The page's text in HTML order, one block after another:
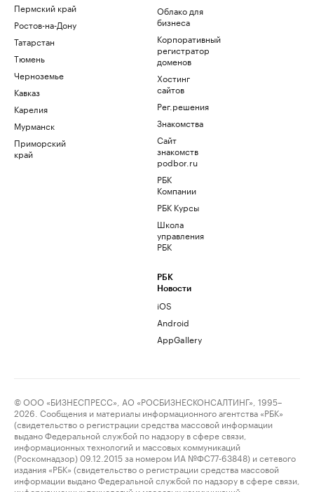
Пермский край
Ростов-на-Дону
Татарстан
Тюмень
Черноземье
Кавказ
Карелия
Мурманск
Приморский
край
Облако для
бизнеса
Корпоративный
регистратор
доменов
Хостинг
сайтов
Рег.решения
Знакомства
Сайт
знакомств
podbor.ru
РБК
Компании
РБК Курсы
Школа
управления
РБК
РБК
Новости
iOS
Android
AppGallery
© ООО «БИЗНЕСПРЕСС», АО «РОСБИЗНЕСКОНСАЛТИНГ», 1995–
2026. Сообщения и материалы информационного агентства «РБК»
(свидетельство о регистрации средства массовой информации
выдано Федеральной службой по надзору в сфере связи,
информационных технологий и массовых коммуникаций
(Роскомнадзор) 09.12.2015 за номером ИА №ФС77-63848) и сетевого
издания «РБК» (свидетельство о регистрации средства массовой
информации выдано Федеральной службой по надзору в сфере связи,